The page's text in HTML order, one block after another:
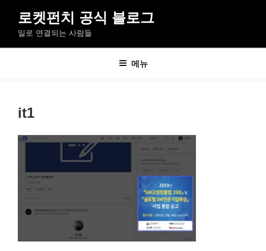
로
로켓펀치 공식 블로그
일로 연결되는 사람들
메뉴
it1